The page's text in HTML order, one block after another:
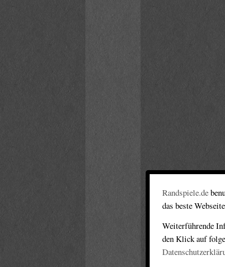
Randspiele.de
das beste
Weiterführende
den Klick auf